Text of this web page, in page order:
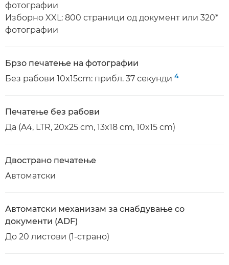
фотографии
Изборно XXL: 800 страници од документ или 320*
фотографии
Брзо печатење на фотографии
Без рабови 10x15cm: прибл. 37 секунди 4
Печатење без рабови
Да (A4, LTR, 20x25 cm, 13x18 cm, 10x15 cm)
Двострано печатење
Автоматски
Автоматски механизам за снабдување со
документи (ADF)
До 20 листови (1-страно)